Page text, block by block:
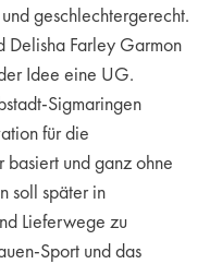
geschlechtergerecht.
Delisha Farley Garmon
Idee eine UG.
Sigmaringen
für die
und ganz ohne
soll später in
Lieferwege zu
Sport und das